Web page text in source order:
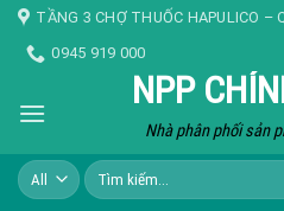
Skip TẦNG 3 CHỢ THUỐC HAPULICO –
0945 919 000
NPP
Nhà phân phối sản
Tìm
kiếm: